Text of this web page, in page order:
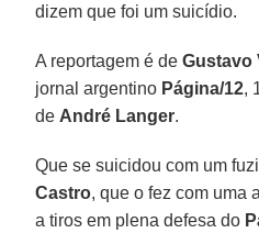
dizem que foi um suicídio.
A reportagem é deGustavo
jornal argentino Página/12,
de André Langer.
Que se suicidou com um
Castro, que o fez com uma
a tiros em plena defesa do